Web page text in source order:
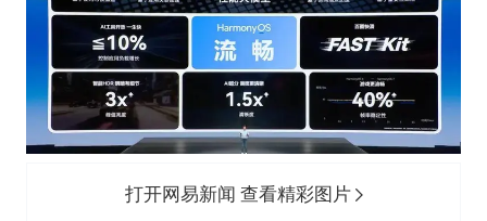
打开网易新闻 查看精彩图片